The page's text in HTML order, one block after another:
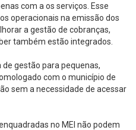
com a os serviços. Esse
operacionais na emissão dos
a gestão de cobranças,
também estão integrados.
de gestão para pequenas,
com o município de
sem a necessidade de acessar
no MEI não podem